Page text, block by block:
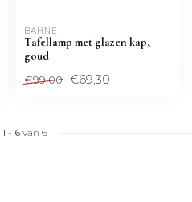
BAHNE
Tafellamp met glazen kap,
goud
€99,00 €69,30
1 - 6van 6